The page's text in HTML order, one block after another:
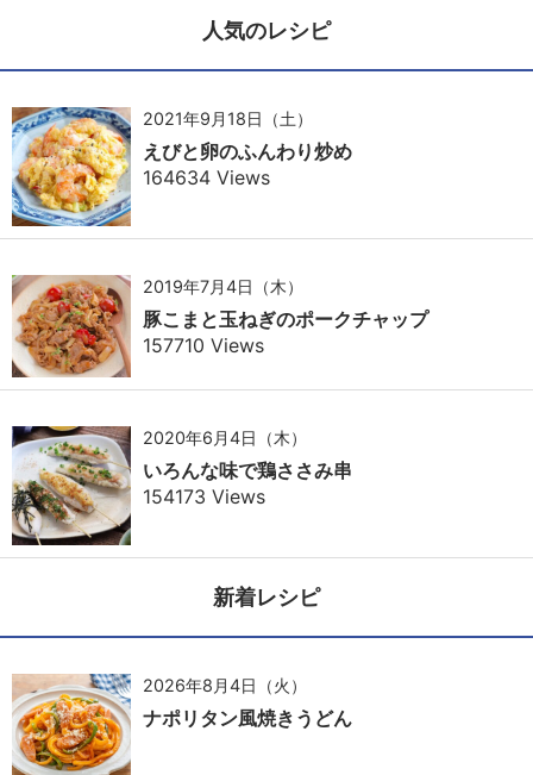
人気のレシピ
2021年9月18日（土）
えびと卵のふんわり炒め
164634 Views
2019年7月4日（木）
豚こまと玉ねぎのポークチャップ
157710 Views
2020年6月4日（木）
いろんな味で鶏ささみ串
154173 Views
新着レシピ
2026年8月4日（火）
ナポリタン風焼きうどん